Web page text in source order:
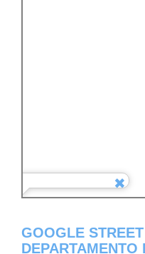
GOOGLE
DEPARTAMENTO